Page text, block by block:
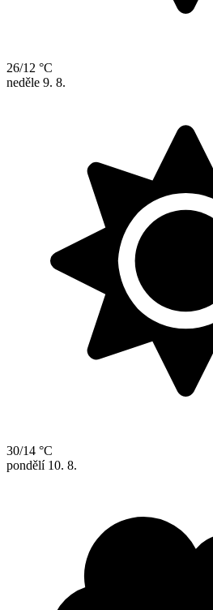
26/12 °C
neděle 9. 8.
30/14 °C
pondělí 10. 8.